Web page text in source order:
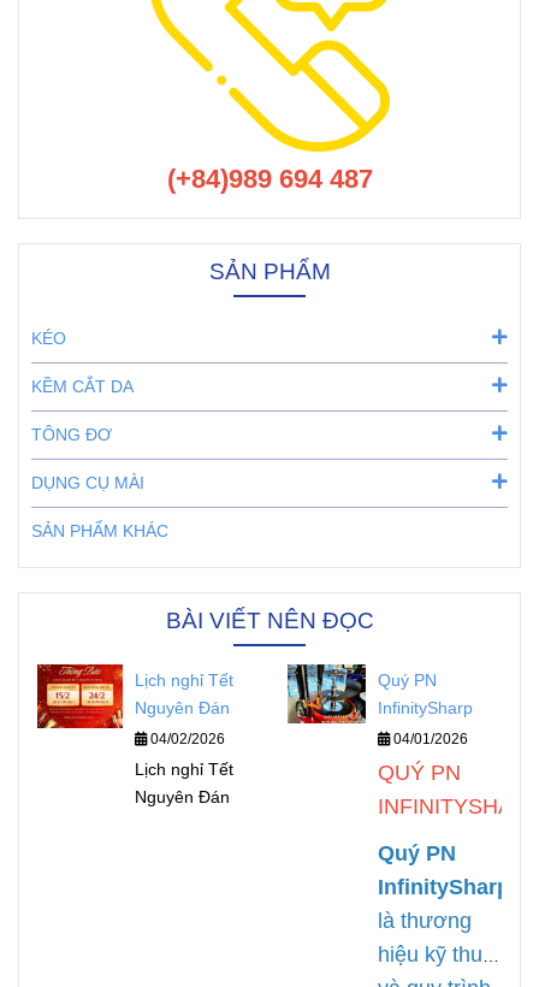
(+84)989 694 487
SẢN PHẨM
KÉO
KỀM CẮT DA
TÔNG ĐƠ
DỤNG CỤ MÀI
SẢN PHẨM KHÁC
BÀI VIẾT NÊN ĐỌC
Lịch nghỉ Tết
Nguyên Đán
04/02/2026
Lịch nghỉ Tết
Nguyên Đán
Quý PN
InfinitySharp
04/01/2026
QUÝ PN
Quý PN
InfinitySharp
là thương
hiệu kỹ thuật